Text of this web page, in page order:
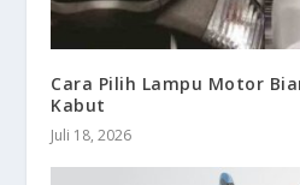
Cara Pilih Lampu Motor
Kabut
Juli 18, 2026